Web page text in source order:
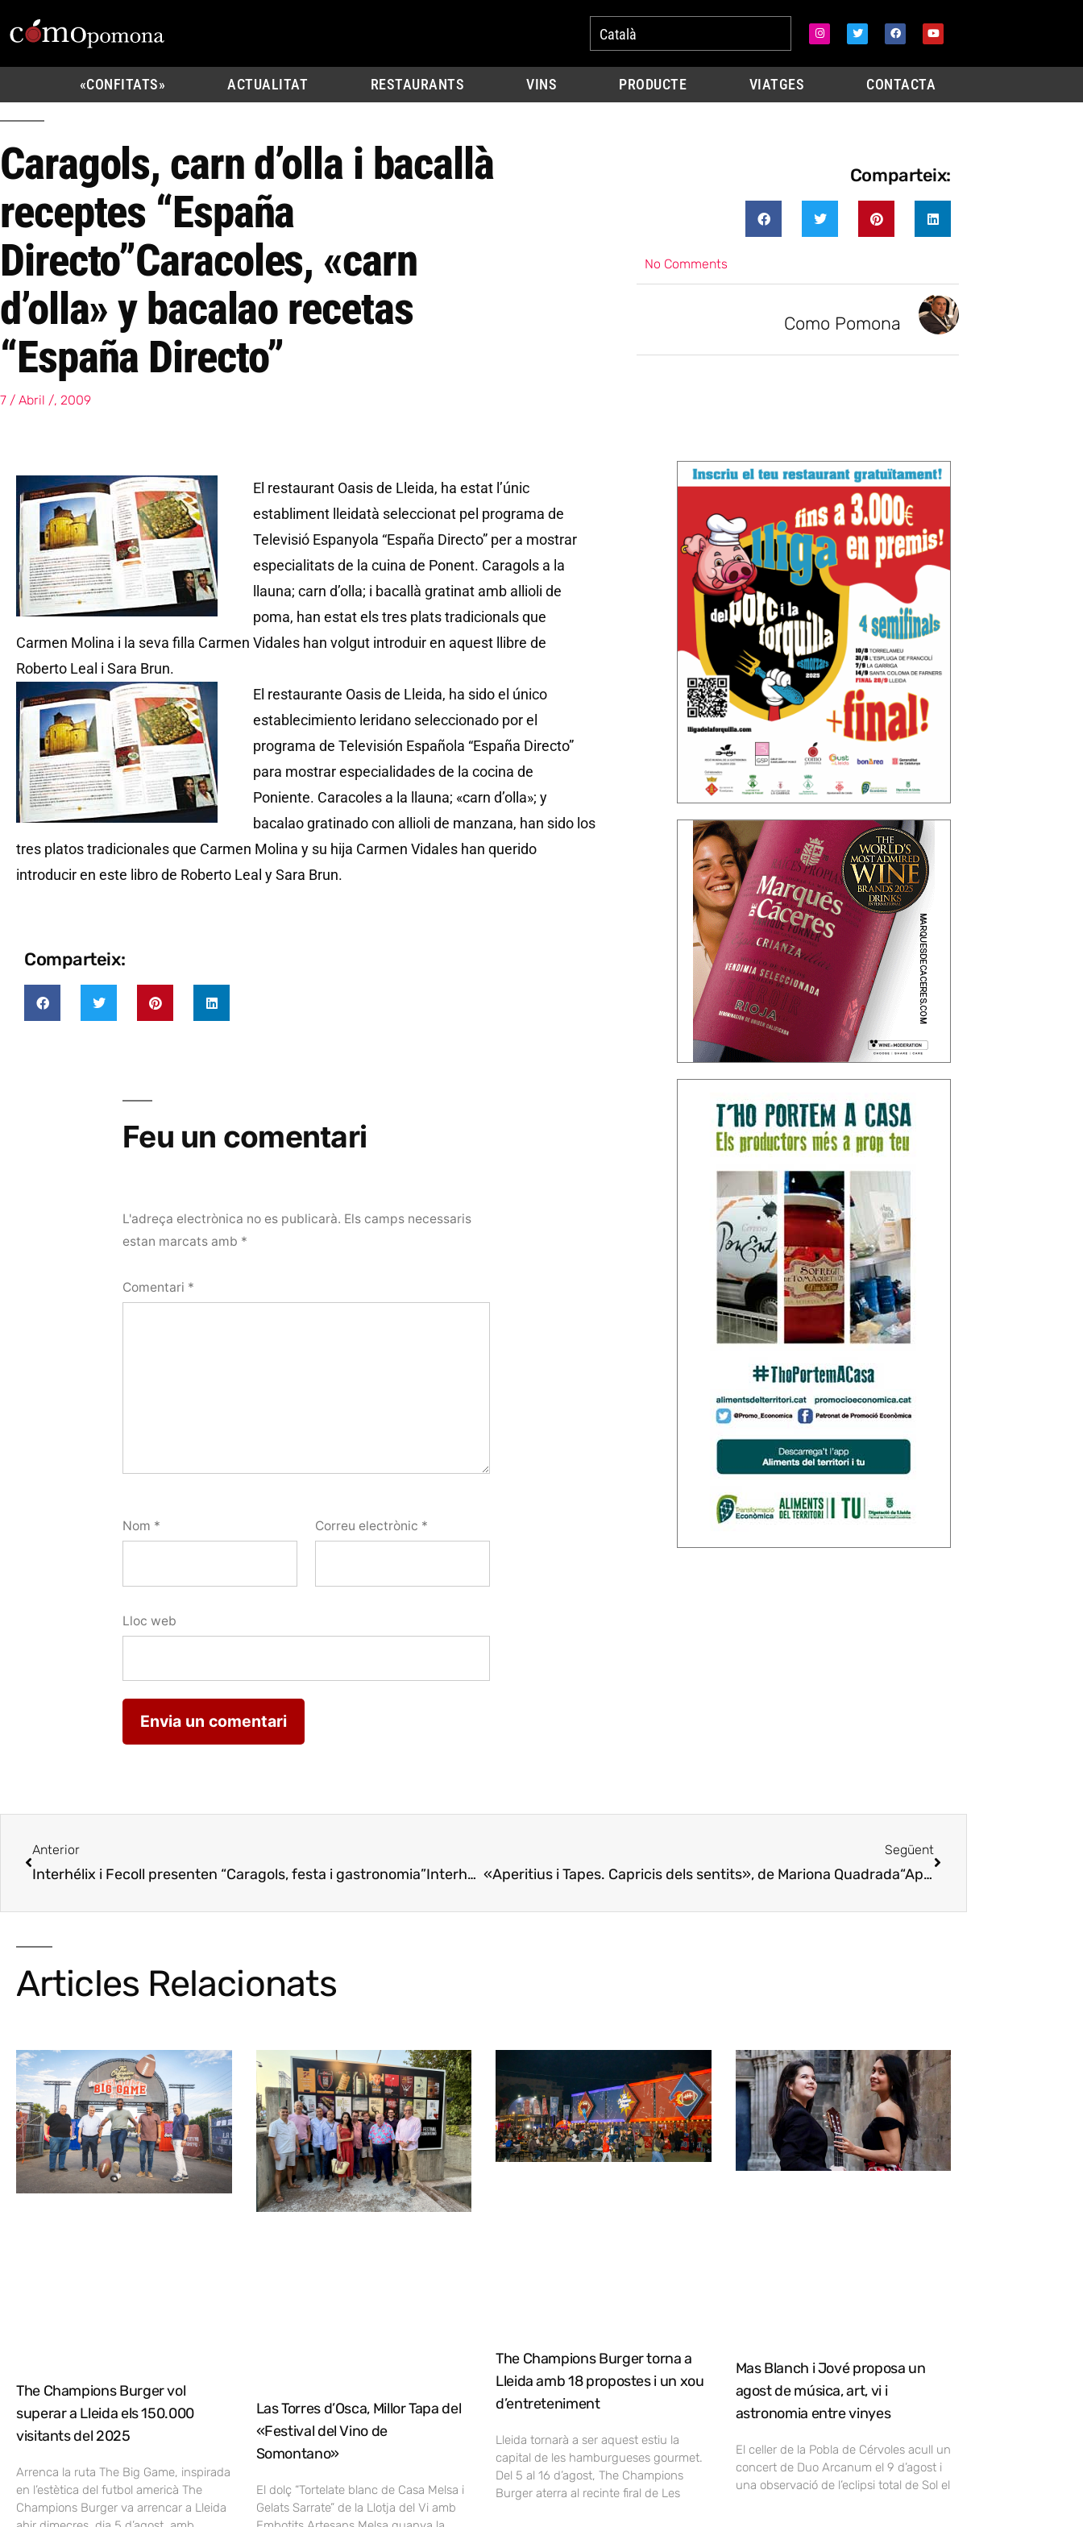
Català
«CONFITATS» ACTUALITAT RESTAURANTS VINS PRODUCTE VIATGES CONTACTA
Caragols, carn d’olla i bacallà
receptes “España
Directo”Caracoles, «carn
d’olla» y bacalao recetas
“España Directo”
7 / Abril /, 2009
Comparteix:
No Comments
Como Pomona
El restaurant Oasis de Lleida, ha estat l’únic
establiment lleidatà seleccionat pel programa de
Televisió Espanyola “España Directo” per a mostrar
especialitats de la cuina de Ponent. Caragols a la
llauna; carn d’olla; i bacallà gratinat amb allioli de
poma, han estat els tres plats tradicionals que
Carmen Molina i la seva filla Carmen Vidales han volgut introduir en aquest llibre de
Roberto Leal i Sara Brun.
El restaurante Oasis de Lleida, ha sido el único
establecimiento leridano seleccionado por el
programa de Televisión Española “España Directo”
para mostrar especialidades de la cocina de
Poniente. Caracoles a la llauna; «carn d’olla»; y
bacalao gratinado con allioli de manzana, han sido los
tres platos tradicionales que Carmen Molina y su hija Carmen Vidales han querido
introducir en este libro de Roberto Leal y Sara Brun.
Comparteix:
Feu un comentari
L'adreça electrònica no es publicarà. Els camps necessaris
estan marcats amb *
Comentari *
Nom * Correu electrònic *
Lloc web
Anterior
Interhélix i Fecoll presenten “Caragols, festa i gastronomia”Interhélix y Fecoll presentan “Caracoles, fiesta y gastronomía”
Següent
«Aperitius i Tapes. Capricis dels sentits», de Mariona Quadrada“Aperitivos y Tapas. Caprichos de los sentidos”, de Mariona Quadrada
Articles Relacionats
The Champions Burger vol
superar a Lleida els 150.000
visitants del 2025
Arrenca la ruta The Big Game, inspirada
en l’estètica del futbol americà The
Champions Burger va arrencar a Lleida
Las Torres d’Osca, Millor Tapa del
«Festival del Vino de
Somontano»
El dolç “Tortelate blanc de Casa Melsa i
Gelats Sarrate” de la Llotja del Vi amb
The Champions Burger torna a
Lleida amb 18 propostes i un xou
d’entreteniment
Lleida tornarà a ser aquest estiu la
capital de les hamburgueses gourmet.
Del 5 al 16 d’agost, The Champions
Burger aterra al recinte firal de Les
Mas Blanch i Jové proposa un
agost de música, art, vi i
astronomia entre vinyes
El celler de la Pobla de Cérvoles acull un
concert de Duo Arcanum el 9 d’agost i
una observació de l’eclipsi total de Sol el